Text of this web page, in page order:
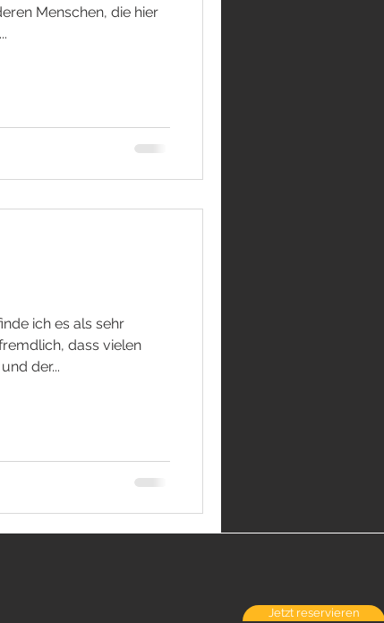
Menschen, die hier
ich es als sehr
dass vielen
der...
Jetzt reservieren